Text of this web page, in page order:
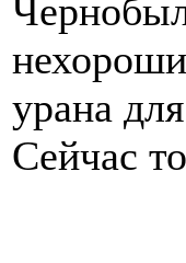
урана
Сейчас